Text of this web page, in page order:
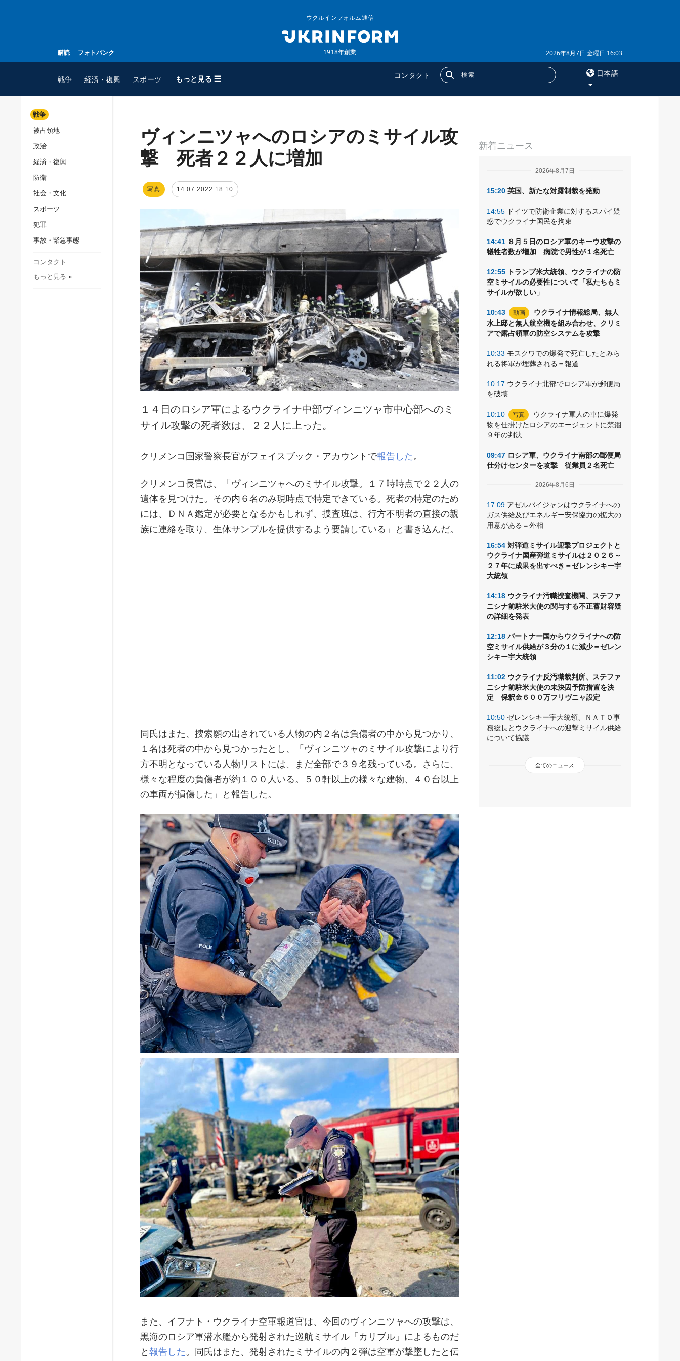
購読 フォトバンク
ウクルインフォルム通信
1918年創業 2026年8月7日 金曜日 16:03
戦争 経済・復興 スポーツ もっと見る ☰ コンタクト 日本語
スポーツ
ウクルインフォルム
ウクルインフォルムについ
て
追加
購読
戦争
被占領地
政治
経済・復興
防衛
社会・文化
スポーツ
犯罪
事故・緊急事態
コンタクト
もっと見る »
新着ニュース
2026年8月7日
15:20 英国、新たな対露制裁を発動
14:55 ドイツで防衛企業に対するスパイ疑
惑でウクライナ国民を拘束
14:41 ８月５日のロシア軍のキーウ攻撃の
犠牲者数が増加 病院で男性が１名死亡
12:55 トランプ米大統領、ウクライナの防
空ミサイルの必要性について「私たちもミ
サイルが欲しい」
10:43 動画
ウクライナ情報総局、無人
水上邸と無人航空機を組み合わせ、クリミ
アで露占領軍の防空システムを攻撃
10:33 モスクワでの爆発で死亡したとみら
れる将軍が埋葬される＝報道
10:17 ウクライナ北部でロシア軍が郵便局
を破壊
10:10 写真
ウクライナ軍人の車に爆発
物を仕掛けたロシアのエージェントに禁錮
９年の判決
09:47 ロシア軍、ウクライナ南部の郵便局
仕分けセンターを攻撃 従業員２名死亡
2026年8月6日
17:09 アゼルバイジャンはウクライナへの
ガス供給及びエネルギー安保協力の拡大の
用意がある＝外相
16:54 対弾道ミサイル迎撃プロジェクトと
ウクライナ国産弾道ミサイルは２０２６～
２７年に成果を出すべき＝ゼレンシキー宇
大統領
14:18 ウクライナ汚職捜査機関、ステファ
ニシナ前駐米大使の関与する不正蓄財容疑
の詳細を発表
12:18 パートナー国からウクライナへの防
空ミサイル供給が３分の１に減少＝ゼレン
シキー宇大統領
11:02 ウクライナ反汚職裁判所、ステファ
ニシナ前駐米大使の未決囚予防措置を決
定 保釈金６００万フリヴニャ設定
10:50 ゼレンシキー宇大統領、ＮＡＴＯ事
務総長とウクライナへの迎撃ミサイル供給
について協議
全てのニュース
ヴィンニツャへのロシアのミサイル攻
撃 死者２２人に増加
写真 14.07.2022 18:10
１４日のロシア軍によるウクライナ中部ヴィンニツャ市中心部へのミ
サイル攻撃の死者数は、２２人に上った。
クリメンコ国家警察長官がフェイスブック・アカウントで報告した 。
クリメンコ長官は、「ヴィンニツャへのミサイル攻撃。１７時時点で２２人の
遺体を見つけた。その内６名のみ現時点で特定できている。死者の特定のため
には、ＤＮＡ鑑定が必要となるかもしれず、捜査班は、行方不明者の直接の親
族に連絡を取り、生体サンプルを提供するよう要請している」と書き込んだ。
同氏はまた、捜索願の出されている人物の内２名は負傷者の中から見つかり、
１名は死者の中から見つかったとし、「ヴィンニツャのミサイル攻撃により行
方不明となっている人物リストには、まだ全部で３９名残っている。さらに、
様々な程度の負傷者が約１００人いる。５０軒以上の様々な建物、４０台以上
の車両が損傷した」と報告した。
また、イフナト・ウクライナ空軍報道官は、今回のヴィンニツャへの攻撃は、
黒海のロシア軍潜水艦から発射された巡航ミサイル「カリブル」によるものだ
と 報告した 。同氏はまた、発射されたミサイルの内２弾は空軍が撃墜したと伝